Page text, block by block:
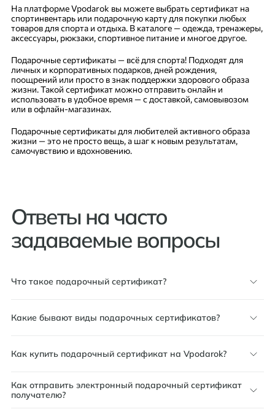
На платформе Vpodarok вы можете выбрать сертификат на
спортинвентарь или подарочную карту для покупки любых
товаров для спорта и отдыха. В каталоге — одежда, тренажеры,
аксессуары, рюкзаки, спортивное питание и многое другое.
Подарочные сертификаты — всё для спорта! Подходят для
личных и корпоративных подарков, дней рождения,
поощрений или просто в знак поддержки здорового образа
жизни. Такой сертификат можно отправить онлайн и
использовать в удобное время — с доставкой, самовывозом
или в офлайн-магазинах.
Подарочные сертификаты для любителей активного образа
жизни — это не просто вещь, а шаг к новым результатам,
самочувствию и вдохновению.
Ответы на часто
задаваемые вопросы
Что такое подарочный сертификат?
Какие бывают виды подарочных сертификатов?
Как купить подарочный сертификат на Vpodarok?
Как отправить электронный подарочный сертификат
получателю?